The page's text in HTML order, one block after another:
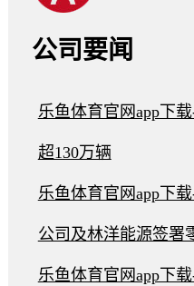
公司要闻
乐鱼体育官网app下
超130万辆
乐鱼体育官网app下
公司及林洋能源签署
乐鱼体育官网app下